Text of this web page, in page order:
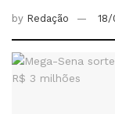
by Redação